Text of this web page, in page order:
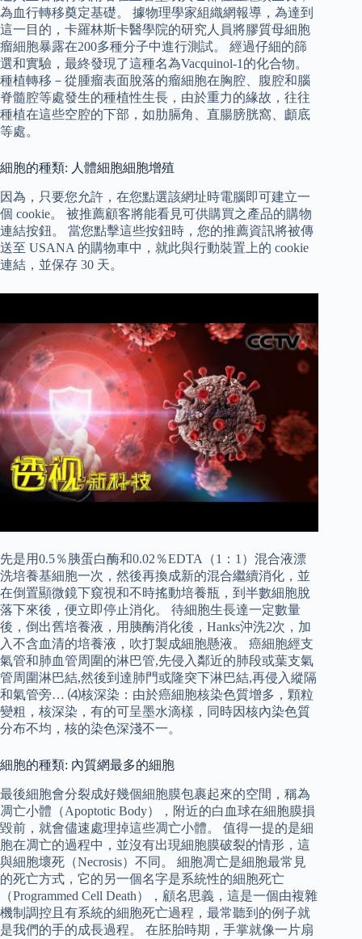
為血行轉移奠定基礎。 據物理學家組織網報導，為達到
這一目的，卡羅林斯卡醫學院的研究人員將膠質母細胞
瘤細胞暴露在200多種分子中進行測試。 經過仔細的篩
選和實驗，最終發現了這種名為Vacquinol-1的化合物。
種植轉移－從腫瘤表面脫落的瘤細胞在胸腔、腹腔和腦
脊髓腔等處發生的種植性生長，由於重力的緣故，往往
種植在這些空腔的下部，如肋膈角、直腸膀胱窩、顱底
等處。
細胞的種類: 人體細胞細胞增殖
因為，只要您允許，在您點選該網址時電腦即可建立一
個 cookie。 被推薦顧客將能看見可供購買之產品的購物
連結按鈕。 當您點擊這些按鈕時，您的推薦資訊將被傳
送至 USANA 的購物車中，就此與行動裝置上的 cookie
連結，並保存 30 天。
先是用0.5％胰蛋白酶和0.02％EDTA（1：1）混合液漂
洗培養基細胞一次，然後再換成新的混合繼續消化，並
在倒置顯微鏡下窺視和不時搖動培養瓶，到半數細胞脫
落下來後，便立即停止消化。 待細胞生長達一定數量
後，倒出舊培養液，用胰酶消化後，Hanks沖洗2次，加
入不含血清的培養液，吹打製成細胞懸液。 癌細胞經支
氣管和肺血管周圍的淋巴管,先侵入鄰近的肺段或葉支氣
管周圍淋巴結,然後到達肺門或隆突下淋巴結,再侵入縱隔
和氣管旁… ⑷核深染：由於癌細胞核染色質增多，顆粒
變粗，核深染，有的可呈墨水滴樣，同時因核內染色質
分布不均，核的染色深淺不一。
細胞的種類: 內質網最多的細胞
最後細胞會分裂成好幾個細胞膜包裹起來的空間，稱為
凋亡小體（Apoptotic Body），附近的白血球在細胞膜損
毀前，就會儘速處理掉這些凋亡小體。 值得一提的是細
胞在凋亡的過程中，並沒有出現細胞膜破裂的情形，這
與細胞壞死（Necrosis）不同。 細胞凋亡是細胞最常見
的死亡方式，它的另一個名字是系統性的細胞死亡
（Programmed Cell Death），顧名思義，這是一個由複雜
機制調控且有系統的細胞死亡過程，最常聽到的例子就
是我們的手的成長過程。 在胚胎時期，手掌就像一片扇